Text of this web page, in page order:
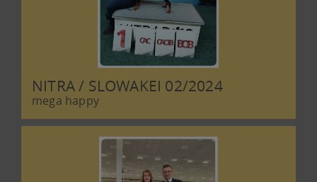
NITRA / SLOWAKEI 02/2024
mega happy